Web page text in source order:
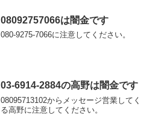
08092757066は闇金です
080-9275-7066に注意してください。
03-6914-2884の高野は闇金です
08095713102からメッセージ営業してく
る高野に注意してください。